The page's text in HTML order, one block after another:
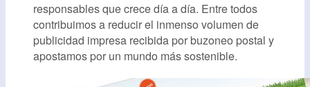
responsables que crece día a día. Entre todos
contribuimos a reducir el inmenso volumen de
publicidad impresa recibida por buzoneo postal y
apostamos por un mundo más sostenible.